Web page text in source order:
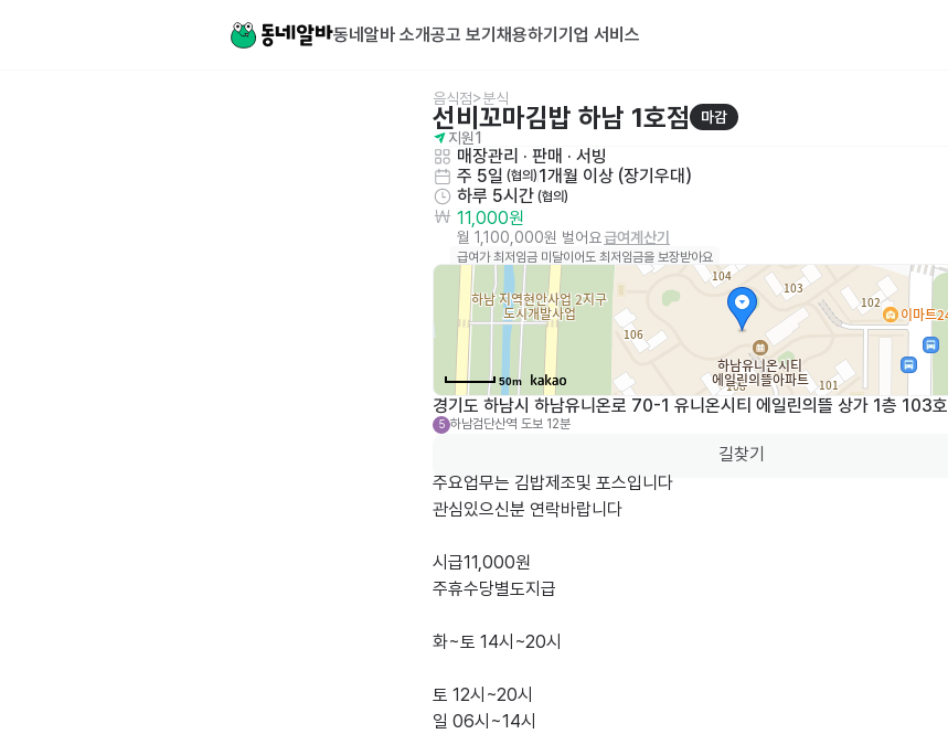
동네알바 소개공고 보기 채용하기 기업 서비스
음식점>분식
선비꼬마김밥 하남 1호점
마감
지원1
매장관리 · 판매 · 서빙
주 5일 (협의) 1개월 이상 (장기우대)
하루 5시간 (협의)
11,000원
월 1,100,000원 벌어요급여계산기
급여가 최저임금 미달이어도 최저임금을 보장받아요
50m
경기도 하남시 하남유니온로 70-1 유니온시티 에일린의뜰 상가 1층 103호
5 하남검단산역 도보 12분
길찾기
주요업무는 김밥제조및 포스입니다
관심있으신분 연락바랍니다
시급11,000원
주휴수당별도지급
화~토 14시~20시
토 12시~20시
일 06시~14시